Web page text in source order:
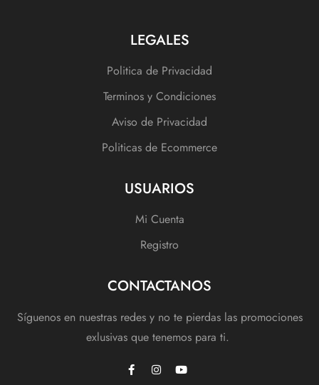
LEGALES
Politica de Privacidad
Terminos y Condiciones
Aviso de Privacidad
Politicas de Ecommerce
USUARIOS
Mi Cuenta
Registro
CONTACTANOS
Síguenos en nuestras redes y no te pierdas las promociones
exlusivas que tenemos para ti.